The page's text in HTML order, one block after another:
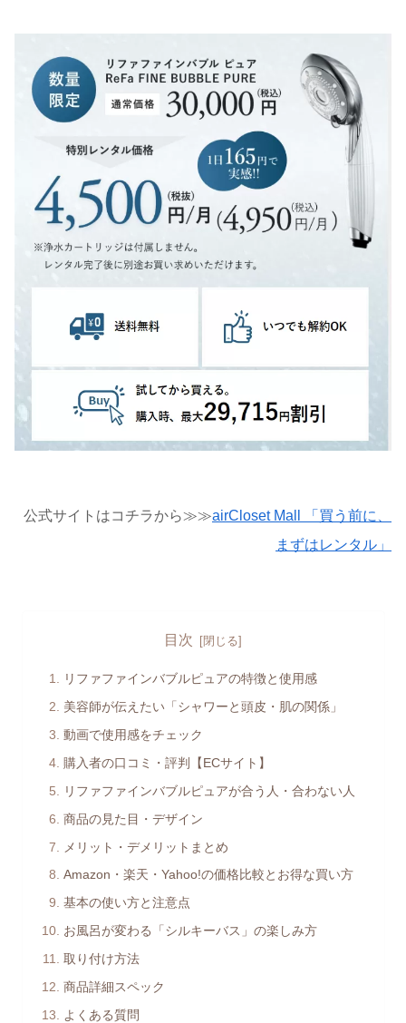
公式サイトはコチラから≫≫airCloset Mall 「買う前に、
まずはレンタル」
目次
リファファインバブルピュアの特徴と使用感
美容師が伝えたい「シャワーと頭皮・肌の関係」
動画で使用感をチェック
購入者の口コミ・評判【ECサイト】
リファファインバブルピュアが合う人・合わない人
商品の見た目・デザイン
メリット・デメリットまとめ
Amazon・楽天・Yahoo!の価格比較とお得な買い方
基本の使い方と注意点
お風呂が変わる「シルキーバス」の楽しみ方
取り付け方法
商品詳細スペック
よくある質問